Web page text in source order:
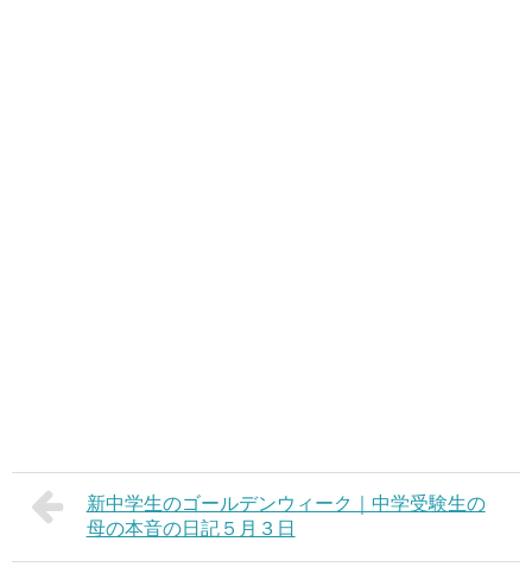
新中学生のゴールデンウィーク｜中学受験生の
母の本音の日記５月３日